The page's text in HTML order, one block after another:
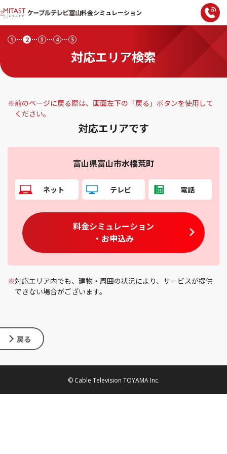
料金シミュレーション
対応エリア検索
1 2 3 4 5
※前のページに戻る際は、画面左下の「戻る」ボタンを使用して
ください。
対応エリアです
富山県富山市水橋荒町
ネット テレビ 電話
料金シミュレーション
・お申込み
※対応エリア内でも、建物・周囲の状況により、サービスが提供
できない場合がございます。
戻る
© Cable Television TOYAMA Inc.